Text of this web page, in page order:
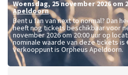
woensdag, 25 november 2026 om
Apeldoorn
Bent u fan van next to normal? Dan
heeft nog tickets beschikbaar voor
november 2026 om 20:00 uur op
nominale waarde van deze tickets is
verkooppunt is Orpheus Apeldoorn.